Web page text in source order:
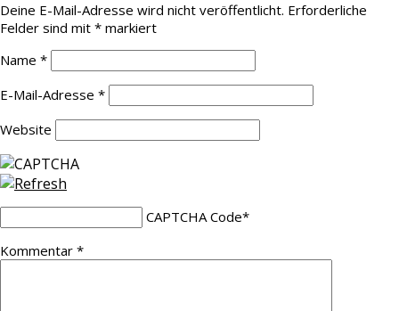
Deine E-Mail-Adresse wird nicht veröffentlicht. Erforderliche
Felder sind mit * markiert
Name *
E-Mail-Adresse *
Website
CAPTCHA Code*
Kommentar *